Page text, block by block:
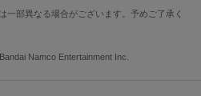
ニシャルのHをあしらい、
ザインに仕上げました☆
は一部異なる場合がございます。予めご
幅 奥行き
一部異なる場合がございます。予めご了承く
Namco Entertainment Inc.